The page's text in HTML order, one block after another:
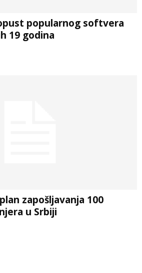
popularnog softvera
19 godina
zapošljavanja 100
u Srbiji